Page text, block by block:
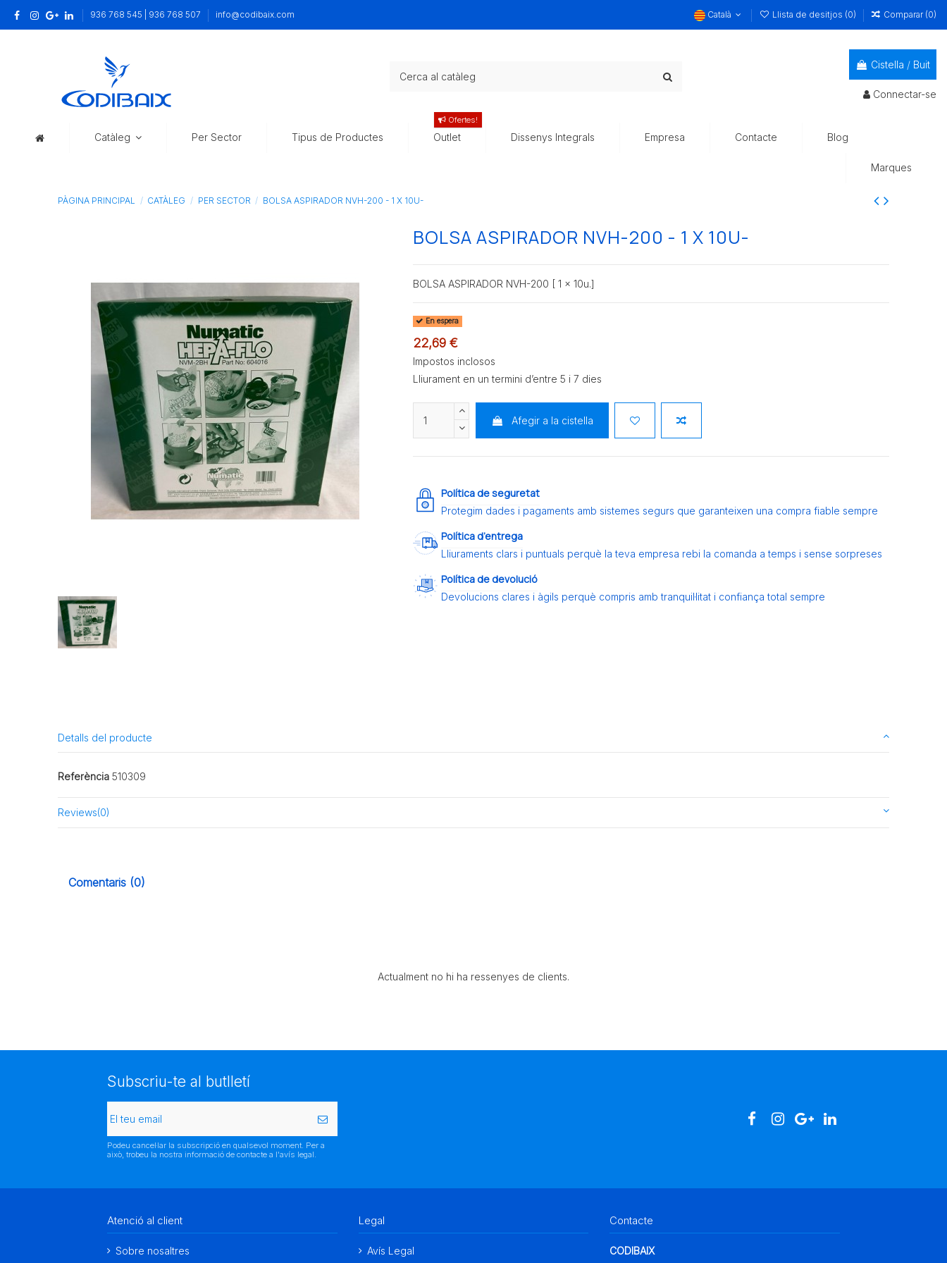
936 768 545 | 936 768 507 info@codibaix.com Català Llista de desitjos (0) Comparar (0)
Cistella / Buit
Connectar-se
Catàleg Per Sector Tipus de Productes Outlet
Ofertes!
Dissenys Integrals Empresa Contacte Blog
Marques
PÀGINA PRINCIPAL CATÀLEG PER SECTOR BOLSA ASPIRADOR NVH-200 - 1 X 10U-
BOLSA ASPIRADOR NVH-200 - 1 X 10U-
BOLSA ASPIRADOR NVH-200 [ 1 x 10u.]
En espera
22,69 €
Impostos inclosos
Lliurament en un termini d’entre 5 i 7 dies
Afegir a la cistella
Política de seguretat
Protegim dades i pagaments amb sistemes segurs que garanteixen una compra fiable sempre
Política d’entrega
Lliuraments clars i puntuals perquè la teva empresa rebi la comanda a temps i sense sorpreses
Política de devolució
Devolucions clares i àgils perquè compris amb tranquil·litat i confiança total sempre
Detalls del producte
Referència 510309
Reviews(0)
Comentaris (0)
Actualment no hi ha ressenyes de clients.
Subscriu-te al butlletí
Podeu cancel·lar la subscripció en qualsevol moment. Per a
això, trobeu la nostra informació de contacte a l'avís legal.
Atenció al client
Sobre nosaltres
Legal
Avís Legal
Contacte
CODIBAIX